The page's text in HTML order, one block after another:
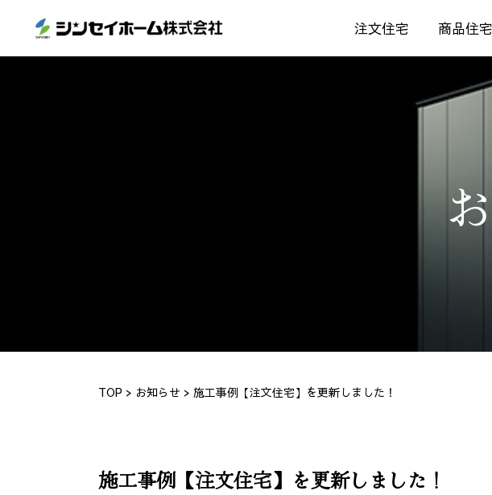
注文住宅 商品住宅
TOP > お知らせ > 施工事例【注文住宅】を更新しました！
施工事例【注文住宅】を更新しました！